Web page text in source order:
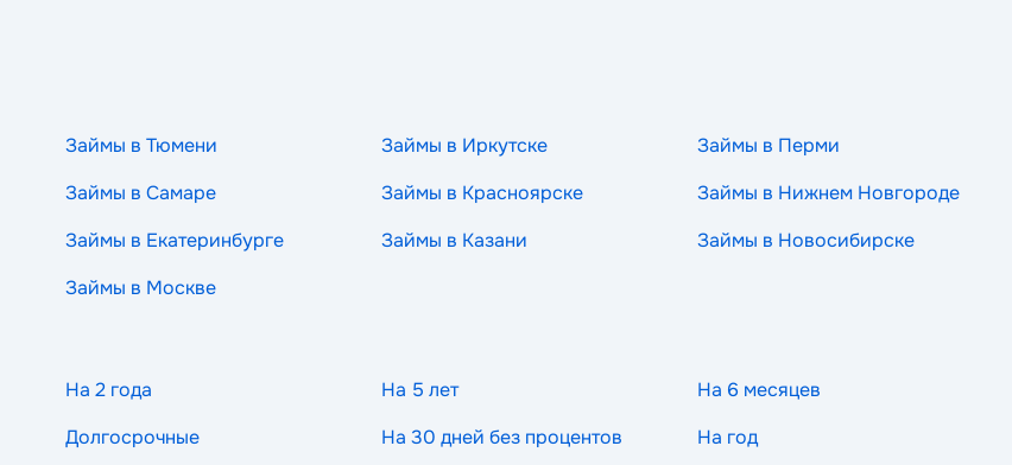
Займы в Тюмени Займы в Иркутске
Займы в Перми
Займы в Самаре Займы в Красноярске
Займы в Нижнем Новгороде
Займы в Екатеринбурге Займы в Казани
Займы в Новосибирске
Займы в Москве
На 2 года На 5 лет
На 6 месяцев
Долгосрочные На 30 дней без процентов На год